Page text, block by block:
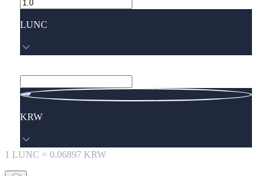
LUNC
KRW
1 LUNC = 0.06897 KRW